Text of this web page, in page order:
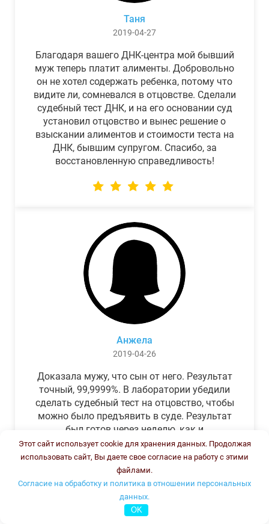
Таня
2019-04-27
Благодаря вашего ДНК-центра мой бывший
муж теперь платит алименты. Добровольно
он не хотел содержать ребенка, потому что
видите ли, сомневался в отцовстве. Сделали
судебный тест ДНК, и на его основании суд
установил отцовство и вынес решение о
взыскании алиментов и стоимости теста на
ДНК, бывшим супругом. Спасибо, за
восстановленную справедливость!
Анжела
2019-04-26
Доказала мужу, что сын от него. Результат
точный, 99,9999%. В лаборатории убедили
сделать судебный тест на отцовство, чтобы
можно было предъявить в суде. Результат
был готов через неделю, как и
обещали.Теперь муж бегает и извиняется.
Этот сайт использует cookie для хранения данных. Продолжая
использовать сайт, Вы даете свое согласие на работу с этими
файлами.
Согласие на обработку и политика в отношении персональных
данных.
OK